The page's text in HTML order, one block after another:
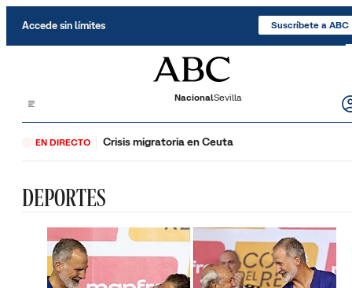
Accede sin límites Suscríbete a ABC
NacionalSevilla
EN DIRECTO Crisis migratoria en Ceuta
DEPORTES